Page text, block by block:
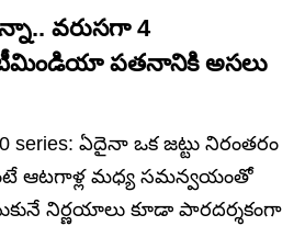
వరుసగా 4
టీమిండియా పతనానికి అసలు
series: ఏదైనా ఒక జట్టు నిరంతరం
ఆటగాళ్ల మధ్య సమన్వయంతో
నిర్ణయాలు కూడా పారదర్శకంగా